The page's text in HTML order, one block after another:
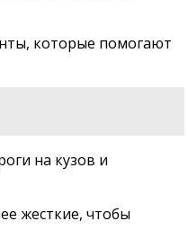
которые помогают
на кузов и
жесткие, чтобы